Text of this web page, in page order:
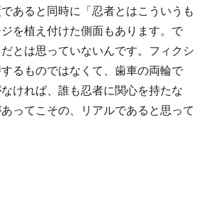
あると同時に「忍者とはこういうも
を植え付けた側面もあります。で
とは思っていないんです。フィクシ
るものではなくて、歯車の両輪で
ければ、誰も忍者に関心を持たな
ってこその、リアルであると思って